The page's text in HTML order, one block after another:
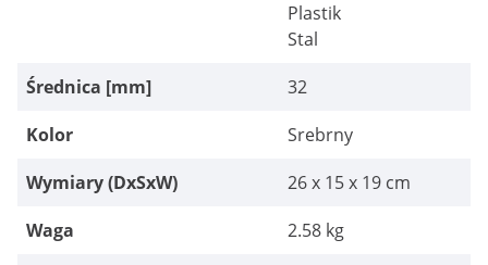
Plastik
Stal
Średnica [mm]
32
Kolor
Srebrny
Wymiary (DxSxW)
26 x 15 x 19 cm
Waga
2.58 kg